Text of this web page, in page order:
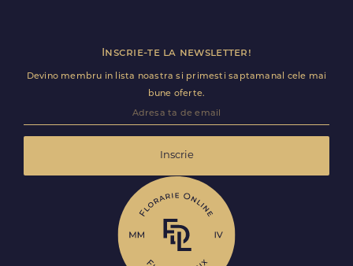
Inscrie-te la newsletter!
Devino membru in lista noastra si primesti saptamanal cele mai
bune oferte.
Inscrie